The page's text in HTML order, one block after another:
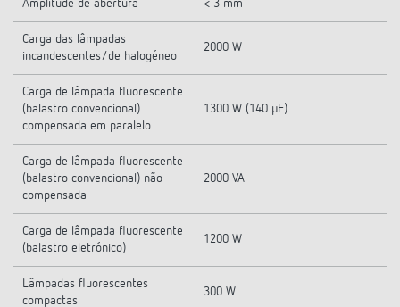
Amplitude de abertura < 3 mm
Carga das lâmpadas
incandescentes/de halogéneo
2000 W
Carga de lâmpada fluorescente
(balastro convencional)
compensada em paralelo
1300 W (140 µF)
Carga de lâmpada fluorescente
(balastro convencional) não
compensada
2000 VA
Carga de lâmpada fluorescente
(balastro eletrónico)
1200 W
Lâmpadas fluorescentes
compactas
300 W